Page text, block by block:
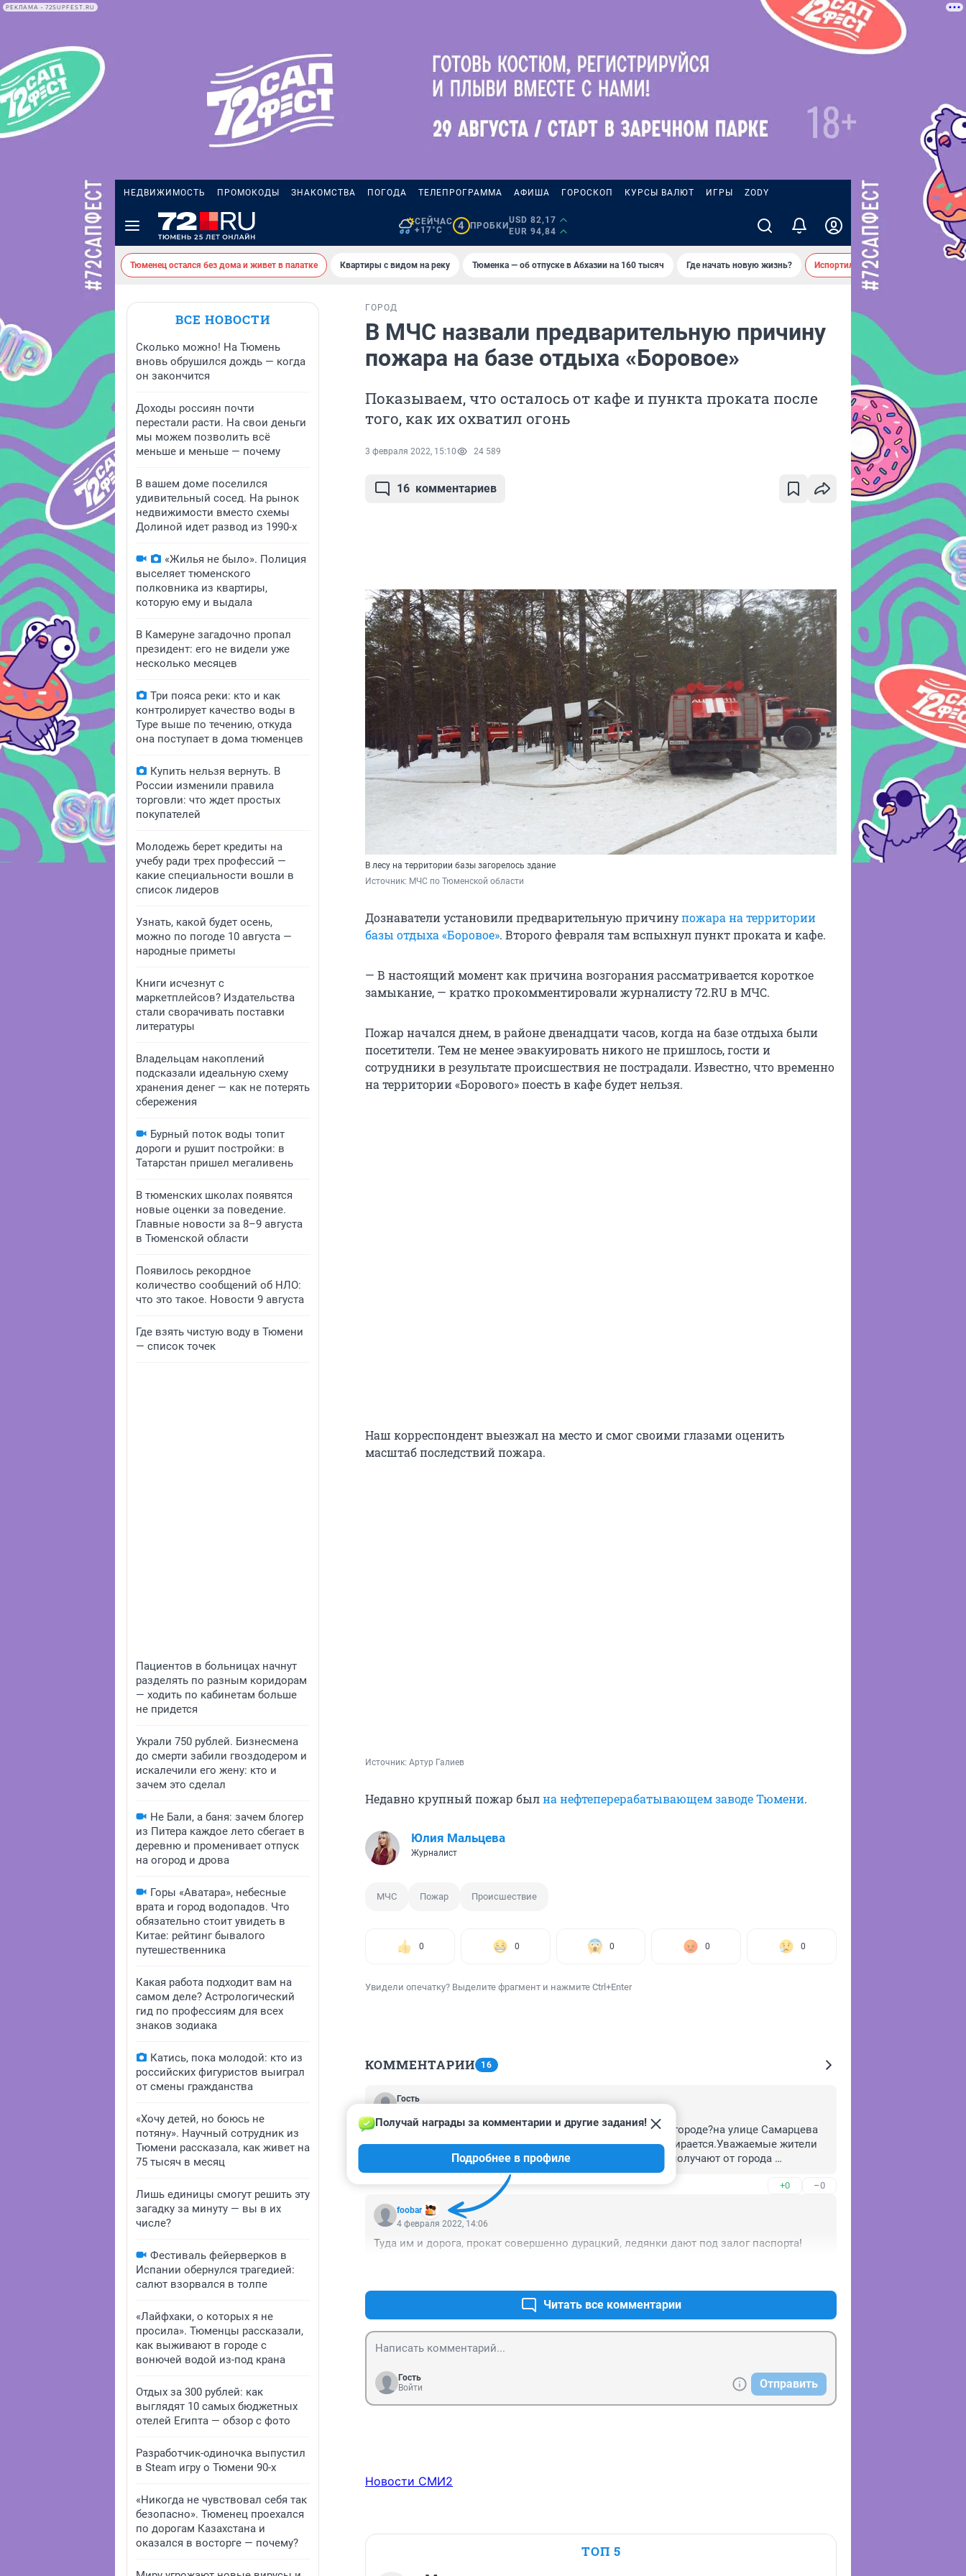
РЕКЛАМА • 72SUPFEST.RU
НЕДВИЖИМОСТЬ ПРОМОКОДЫ ЗНАКОМСТВА ПОГОДА ТЕЛЕПРОГРАММА АФИША ГОРОСКОП КУРСЫ ВАЛЮТ ИГРЫ ZODY
СЕЙЧАС
+17°C
4 ПРОБКИ
USD 82,17
EUR 94,84
Тюменец остался без дома и живет в палатке Квартиры с видом на реку Тюменка — об отпуске в Абхазии на 160 тысяч Где начать новую жизнь? Испортил десятки машин во дворе
ВСЕ НОВОСТИ
Сколько можно! На Тюмень
вновь обрушился дождь — когда
он закончится
Доходы россиян почти
перестали расти. На свои деньги
мы можем позволить всё
меньше и меньше — почему
В вашем доме поселился
удивительный сосед. На рынок
недвижимости вместо схемы
Долиной идет развод из 1990-х
«Жилья не было». Полиция
выселяет тюменского
полковника из квартиры,
которую ему и выдала
В Камеруне загадочно пропал
президент: его не видели уже
несколько месяцев
Три пояса реки: кто и как
контролирует качество воды в
Туре выше по течению, откуда
она поступает в дома тюменцев
Купить нельзя вернуть. В
России изменили правила
торговли: что ждет простых
покупателей
Молодежь берет кредиты на
учебу ради трех профессий —
какие специальности вошли в
список лидеров
Узнать, какой будет осень,
можно по погоде 10 августа —
народные приметы
Книги исчезнут с
маркетплейсов? Издательства
стали сворачивать поставки
литературы
Владельцам накоплений
подсказали идеальную схему
хранения денег — как не потерять
сбережения
Бурный поток воды топит
дороги и рушит постройки: в
Татарстан пришел мегаливень
В тюменских школах появятся
новые оценки за поведение.
Главные новости за 8–9 августа
в Тюменской области
Появилось рекордное
количество сообщений об НЛО:
что это такое. Новости 9 августа
Где взять чистую воду в Тюмени
— список точек
Пациентов в больницах начнут
разделять по разным коридорам
— ходить по кабинетам больше
не придется
Украли 750 рублей. Бизнесмена
до смерти забили гвоздодером и
искалечили его жену: кто и
зачем это сделал
Не Бали, а баня: зачем блогер
из Питера каждое лето сбегает в
деревню и променивает отпуск
на огород и дрова
Горы «Аватара», небесные
врата и город водопадов. Что
обязательно стоит увидеть в
Китае: рейтинг бывалого
путешественника
Какая работа подходит вам на
самом деле? Астрологический
гид по профессиям для всех
знаков зодиака
Катись, пока молодой: кто из
российских фигуристов выиграл
от смены гражданства
«Хочу детей, но боюсь не
потяну». Научный сотрудник из
Тюмени рассказала, как живет на
75 тысяч в месяц
Лишь единицы смогут решить эту
загадку за минуту — вы в их
числе?
Фестиваль фейерверков в
Испании обернулся трагедией:
салют взорвался в толпе
«Лайфхаки, о которых я не
просила». Тюменцы рассказали,
как выживают в городе с
вонючей водой из-под крана
Отдых за 300 рублей: как
выглядят 10 самых бюджетных
отелей Египта — обзор с фото
Разработчик-одиночка выпустил
в Steam игру о Тюмени 90-х
«Никогда не чувствовал себя так
безопасно». Тюменец проехался
по дорогам Казахстана и
оказался в восторге — почему?
ГОРОД
В МЧС назвали предварительную причину
пожара на базе отдыха «Боровое»
Показываем, что осталось от кафе и пункта проката после
того, как их охватил огонь
3 февраля 2022, 15:10 24 589
16 комментариев
В лесу на территории базы загорелось здание
Источник: МЧС по Тюменской области
Дознаватели установили предварительную причинупожара на территории
базы отдыха «Боровое». Второго февраля там вспыхнул пункт проката и кафе.
— В настоящий момент как причина возгорания рассматривается короткое
замыкание, — кратко прокомментировали журналисту 72.RU в МЧС.
Пожар начался днем, в районе двенадцати часов, когда на базе отдыха были
посетители. Тем не менее эвакуировать никого не пришлось, гости и
сотрудники в результате происшествия не пострадали. Известно, что временно
на территории «Борового» поесть в кафе будет нельзя.
Наш корреспондент выезжал на место и смог своими глазами оценить
масштаб последствий пожара.
Источник: Артур Галиев
Недавно крупный пожар былна нефтеперерабатывающем заводе Тюмени.
Юлия Мальцева
Журналист
МЧС Пожар Происшествие
0 0 0 0 0
Увидели опечатку? Выделите фрагмент и нажмите Ctrl+Enter
КОММЕНТАРИИ 16
Гость
Может уже поднимать вопрос о том, как убирается снег в городе?на улице Самарцева
две огромные кучи снега нагребли и убирать никто не собирается.Уважаемые жители
города!Бюджетные деньги обслуживающие организации получают от города
регулярно, но ничего не делают. Кто у низ будет требовать выполнение работ?!
+0 –0
foobar
Получай награды за комментарии и другие задания!
Подробнее в профиле
4 февраля 2022, 14:06
Туда им и дорога, прокат совершенно дурацкий, ледянки дают под залог паспорта!
Читать все комментарии
Гость
Войти
Отправить
Новости СМИ2
ТОП 5